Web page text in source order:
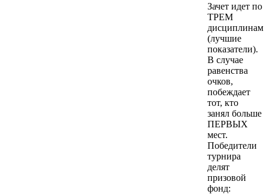
Зачет идет по
ТРЕМ
дисциплинам
(лучшие
показатели).
В случае
равенства
очков,
побеждает
тот, кто
занял больше
ПЕРВЫХ
мест.
Победители
турнира
делят
призовой
фонд: